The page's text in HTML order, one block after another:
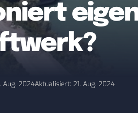
Aug. 2024Aktualisiert: 21. Aug. 2024